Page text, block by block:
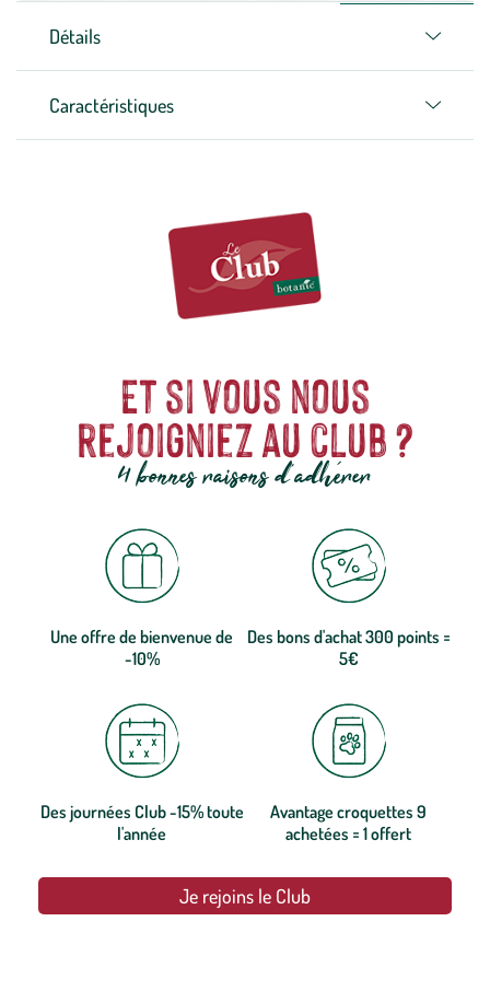
Détails
Caractéristiques
Et si vous nous
rejoigniez au club ?
4 bonnes raisons d'adhérer
Une offre de bienvenue de
-10%
Des bons d'achat 300 points =
5€
Des journées Club -15% toute
l'année
Avantage croquettes 9
achetées = 1 offert
Je rejoins le Club